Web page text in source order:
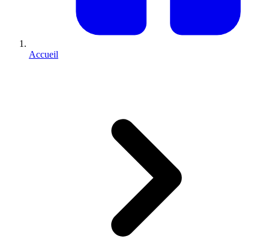
Accueil